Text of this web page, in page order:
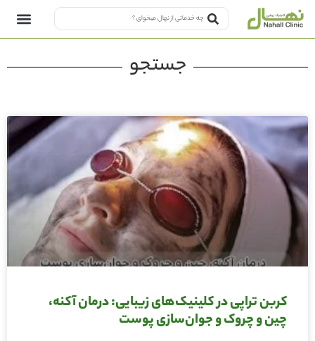
جستجو
کربن تراپی در کلینیک‌های زیبایی: درمان آکنه،
چین و چروک و جوان‌سازی پوست